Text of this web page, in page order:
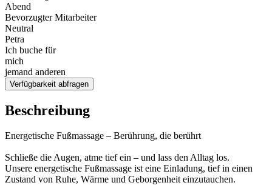
Abend
Bevorzugter Mitarbeiter
Neutral
Petra
Ich buche für
mich
jemand anderen
Verfügbarkeit abfragen
Beschreibung
Energetische Fußmassage – Berührung, die berührt
Schließe die Augen, atme tief ein – und lass den Alltag los.
Unsere energetische Fußmassage ist eine Einladung, tief in einen
Zustand von Ruhe, Wärme und Geborgenheit einzutauchen.